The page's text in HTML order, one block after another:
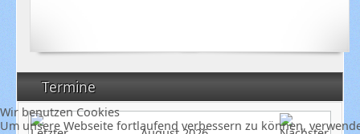
Termine
Wir benutzen Cookies
Um unsere Webseite fortlaufend verbessern zu können,